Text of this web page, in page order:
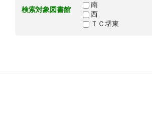
検索対象図書館
南
西
ＴＣ堺東